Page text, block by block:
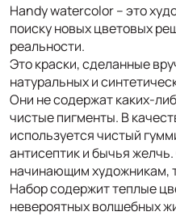
Handy watercolor – это
поиску новых цветовых
реальности.
Это краски, сделанные
натуральных и
Они не содержат каких-
чистые пигменты. В
используется чистый
антисептик и бычья
начинающим художникам,
Набор содержит теплые
невероятных волшебных